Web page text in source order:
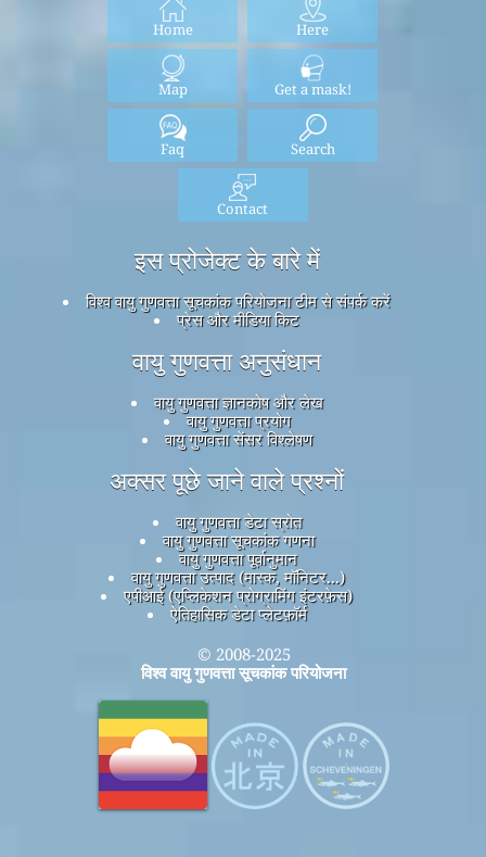
Home Here
Map Get a mask!
Faq Search
Contact
इस प्रोजेक्ट के बारे में
विश्व वायु गुणवत्ता सूचकांक परियोजना टीम से संपर्क करें
प्रेस और मीडिया किट
वायु गुणवत्ता अनुसंधान
वायु गुणवत्ता ज्ञानकोष और लेख
वायु गुणवत्ता प्रयोग
वायु गुणवत्ता सेंसर विश्लेषण
अक्सर पूछे जाने वाले प्रश्नों
वायु गुणवत्ता डेटा स्रोत
वायु गुणवत्ता सूचकांक गणना
वायु गुणवत्ता पूर्वानुमान
वायु गुणवत्ता उत्पाद (मास्क, मॉनिटर...)
एपीआई (एप्लिकेशन प्रोग्रामिंग इंटरफ़ेस)
ऐतिहासिक डेटा प्लेटफ़ॉर्म
© 2008-2025
विश्व वायु गुणवत्ता सूचकांक परियोजना